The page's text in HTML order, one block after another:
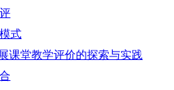
式
课堂教学评价的探索与实践